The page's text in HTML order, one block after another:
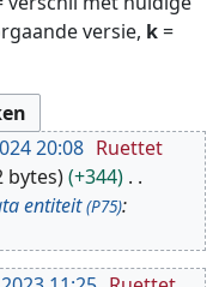
versie, k=
20:08 Ruettet
bytes
+344
entiteit (P75):